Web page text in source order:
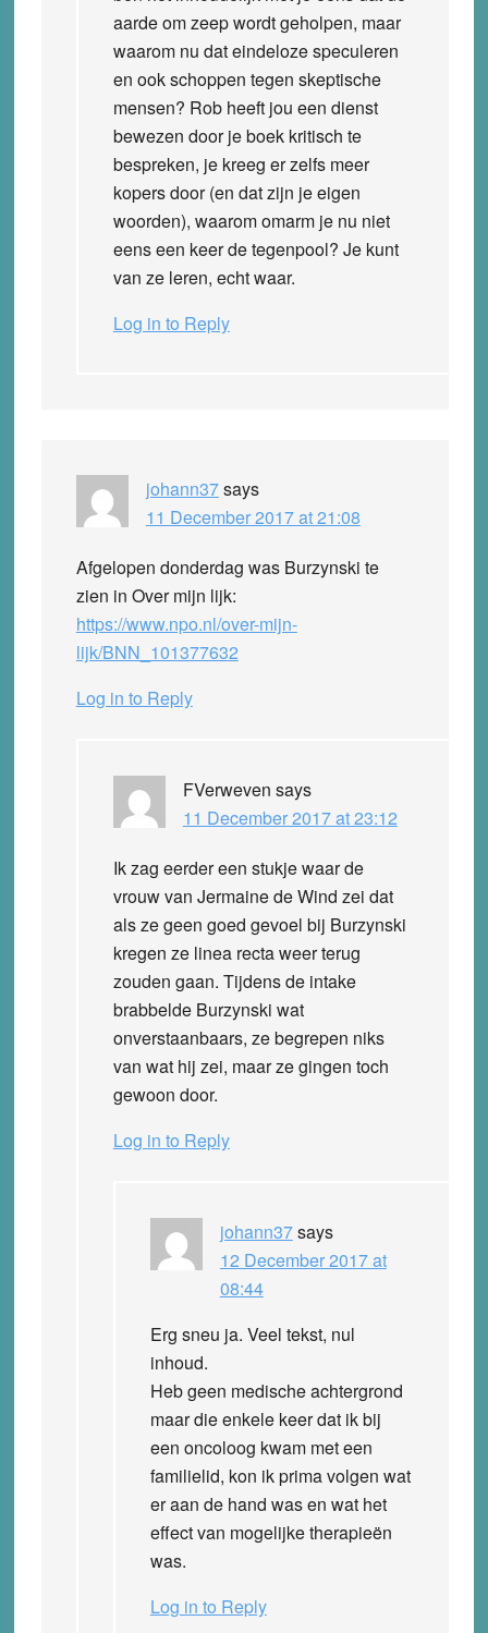
aarde om zeep wordt geholpen, maar
waarom nu dat eindeloze speculeren
en ook schoppen tegen skeptische
mensen? Rob heeft jou een dienst
bewezen door je boek kritisch te
bespreken, je kreeg er zelfs meer
kopers door (en dat zijn je eigen
woorden), waarom omarm je nu niet
eens een keer de tegenpool? Je kunt
van ze leren, echt waar.
Log in to Reply
johann37says
11 December 2017 at 21:08
Afgelopen donderdag was Burzynski te
zien in Over mijn lijk:
https://www.npo.nl/over-mijn-
lijk/BNN_101377632
Log in to Reply
FVerweven says
11 December 2017 at 23:12
Ik zag eerder een stukje waar de
vrouw van Jermaine de Wind zei dat
als ze geen goed gevoel bij Burzynski
kregen ze linea recta weer terug
zouden gaan. Tijdens de intake
brabbelde Burzynski wat
onverstaanbaars, ze begrepen niks
van wat hij zei, maar ze gingen toch
gewoon door.
Log in to Reply
johann37says
12 December 2017 at
08:44
Erg sneu ja. Veel tekst, nul
inhoud.
Heb geen medische achtergrond
maar die enkele keer dat ik bij
een oncoloog kwam met een
familielid, kon ik prima volgen wat
er aan de hand was en wat het
effect van mogelijke therapieën
was.
Log in to Reply